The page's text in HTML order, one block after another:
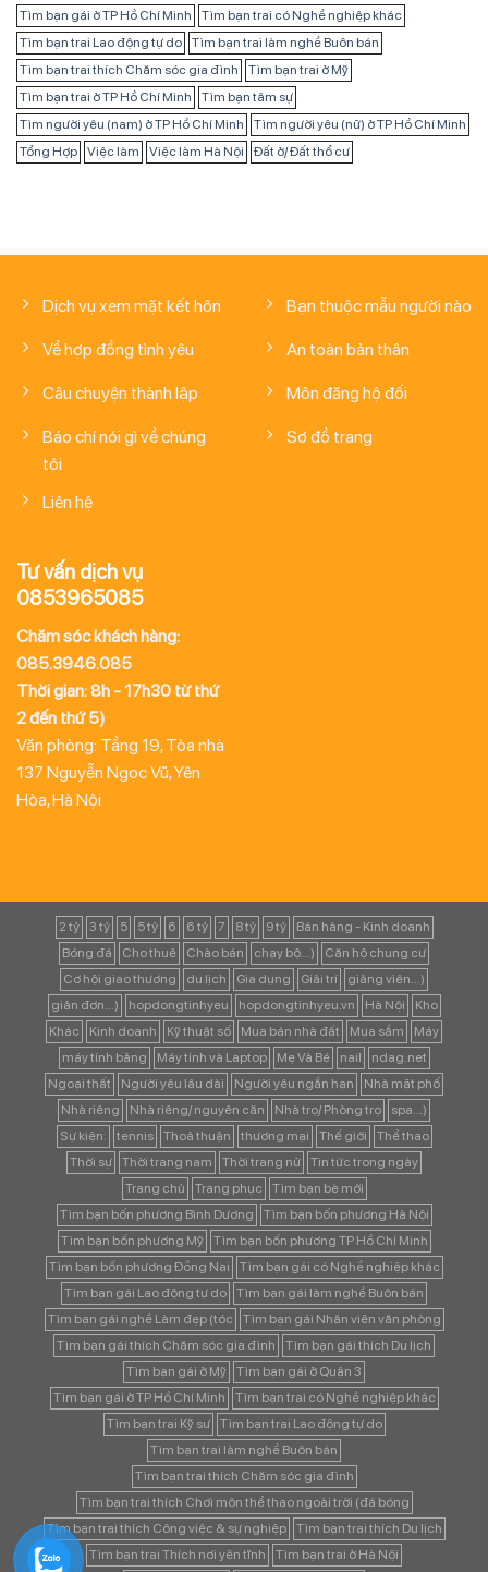
Tìm bạn gái ở TP Hồ Chí Minh
Tìm bạn trai có Nghề nghiệp khác
Tìm bạn trai Lao động tự do
Tìm bạn trai làm nghề Buôn bán
Tìm bạn trai thích Chăm sóc gia đình
Tìm bạn trai ở Mỹ
Tìm bạn trai ở TP Hồ Chí Minh
Tìm bạn tâm sự
Tìm người yêu (nam) ở TP Hồ Chí Minh
Tìm người yêu (nữ) ở TP Hồ Chí Minh
Tổng Hợp
Việc làm Việc làm Hà Nội Đất ở/ Đất thổ cư
Dịch vụ xem mặt kết hôn
Về hợp đồng tình yêu
Câu chuyện thành lập
Báo chí nói gì về chúng
tôi
Liên hệ
Bạn thuộc mẫu người nào
An toàn bản thân
Môn đăng hộ đối
Sơ đồ trang
Tư vấn dịch vụ
0853965085
Chăm sóc khách hàng:
085.3946.085
Thời gian: 8h - 17h30 từ thứ
2 đến thứ 5)
Văn phòng: Tầng 19, Tòa nhà
137 Nguyễn Ngọc Vũ, Yên
Hòa, Hà Nội
2 tỷ 3 tỷ 5 5 tỷ 6 6 tỷ 7 8 tỷ 9 tỷ
Bán hàng - Kinh doanh
Bóng đá
Cho thuê Chào bán chạy bộ...)
Căn hộ chung cư
Cơ hội giao thương
du lịch Gia dụng Giải trí
giảng viên...)
giản đơn...)
hopdongtinhyeu hopdongtinhyeu.vn Hà Nội
Kho
Khác
Kinh doanh Kỹ thuật số Mua bán nhà đất Mua sắm
Máy
máy tính bảng
Máy tính và Laptop Mẹ Và Bé nail
ndag.net
Ngoại thất
Người yêu lâu dài Người yêu ngắn hạn
Nhà mặt phố
Nhà riêng
Nhà riêng/ nguyên căn Nhà trọ/ Phòng trọ
spa...)
Sự kiện:
tennis Thoả thuận thương mại Thế giới
Thể thao
Thời sự
Thời trang nam Thời trang nữ
Tin tức trong ngày
Trang chủ
Trang phục
Tìm bạn bè mới
Tìm bạn bốn phương Bình Dương
Tìm bạn bốn phương Hà Nội
Tìm bạn bốn phương Mỹ
Tìm bạn bốn phương TP Hồ Chí Minh
Tìm bạn bốn phương Đồng Nai
Tìm bạn gái có Nghề nghiệp khác
Tìm bạn gái Lao động tự do
Tìm bạn gái làm nghề Buôn bán
Tìm bạn gái nghề Làm đẹp (tóc
Tìm bạn gái Nhân viên văn phòng
Tìm bạn gái thích Chăm sóc gia đình
Tìm bạn gái thích Du lịch
Tìm bạn gái ở Mỹ
Tìm bạn gái ở Quận 3
Tìm bạn gái ở TP Hồ Chí Minh
Tìm bạn trai có Nghề nghiệp khác
Tìm bạn trai Kỹ sư
Tìm bạn trai Lao động tự do
Tìm bạn trai làm nghề Buôn bán
Tìm bạn trai thích Chăm sóc gia đình
Tìm bạn trai thích Chơi môn thể thao ngoài trời (đá bóng
Tìm bạn trai thích Công việc & sự nghiệp
Tìm bạn trai thích Du lịch
Tìm bạn trai Thích nơi yên tĩnh
Tìm bạn trai ở Hà Nội